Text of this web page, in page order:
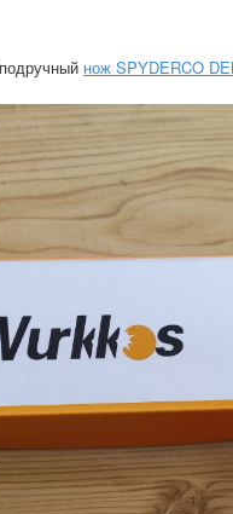
нож SPYDERCO